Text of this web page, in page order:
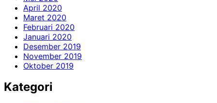
April 2020
Maret 2020
Februari 2020
Januari 2020
Desember 2019
November 2019
Oktober 2019
Kategori